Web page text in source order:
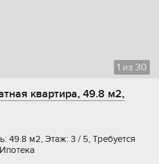
1 из 30
квартира, 49.8 м2,
49.8 м2, Этаж: 3 / 5, Требуется